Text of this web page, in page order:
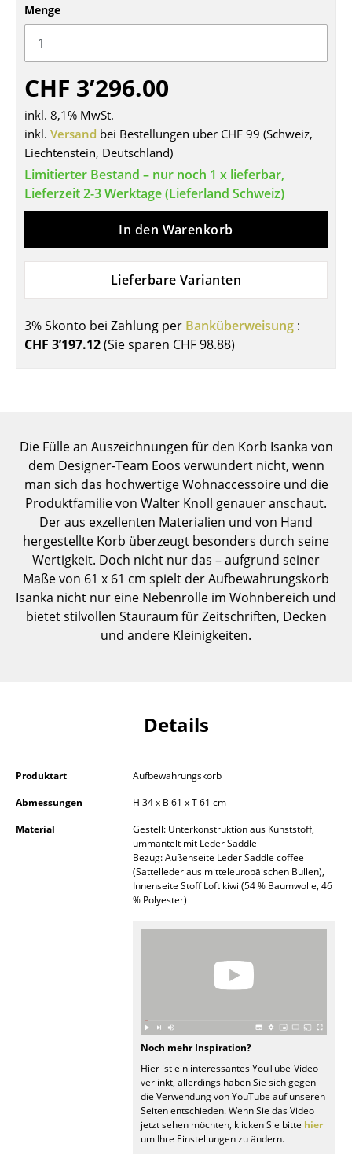
Bürosessel
Einzelteile
... alle Sitzmöbel
Tische
Esstische
Beistelltische
Sekretäre & PC-Tische
Konferenztische
Stehtische & Stehpulte
Servierwagen
Einzelteile
... alle Tische
Aufbewahren
Regale & Schränke
Bücherregale
Wandregale
Beistell- & Rollcontainer
Garderoben
Kleinaufbewahrung
... alle Aufbewahrungsmöbel
Hängeleuchten & Deckenleuchten
Schreibtischleuchten
Stehleuchten & Leseleuchten
Menge
CHF 3’296.00
inkl. 8,1% MwSt.
inkl. Versand bei Bestellungen über CHF 99 (Schweiz,
Liechtenstein, Deutschland)
Limitierter Bestand – nur noch 1 x lieferbar,
Lieferzeit 2-3 Werktage (Lieferland Schweiz)
In den Warenkorb
Lieferbare Varianten
3% Skonto bei Zahlung per Banküberweisung :
CHF 3’197.12(Sie sparen CHF 98.88)
Die Fülle an Auszeichnungen für den Korb Isanka von
dem Designer-Team Eoos verwundert nicht, wenn
man sich das hochwertige Wohnaccessoire und die
Produktfamilie von Walter Knoll genauer anschaut.
Der aus exzellenten Materialien und von Hand
hergestellte Korb überzeugt besonders durch seine
Wertigkeit. Doch nicht nur das – aufgrund seiner
Maße von 61 x 61 cm spielt der Aufbewahrungskorb
Isanka nicht nur eine Nebenrolle im Wohnbereich und
bietet stilvollen Stauraum für Zeitschriften, Decken
und andere Kleinigkeiten.
Details
Produktart
Aufbewahrungskorb
Abmessungen
H 34 x B 61 x T 61 cm
Material
Gestell: Unterkonstruktion aus Kunststoff,
ummantelt mit Leder Saddle
Bezug: Außenseite Leder Saddle coffee
(Sattelleder aus mitteleuropäischen Bullen),
Innenseite Stoff Loft kiwi (54 % Baumwolle, 46
% Polyester)
Noch mehr Inspiration?
Hier ist ein interessantes YouTube-Video
verlinkt, allerdings haben Sie sich gegen
die Verwendung von YouTube auf unseren
Seiten entschieden. Wenn Sie das Video
jetzt sehen möchten, klicken Sie bitte hier
um Ihre Einstellungen zu ändern.